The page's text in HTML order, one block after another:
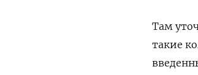
Там
такие